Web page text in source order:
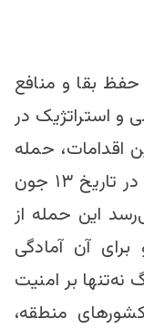
بقا و منافع
و استراتژیک در
اقدامات، حمله
مستقیم نظامی این کشور به ایران در تاریخ ۱۳ جون
این حمله از
آن آمادگی
بر امنیت
منطقه،